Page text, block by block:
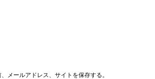
メールアドレス、サイトを保存する。